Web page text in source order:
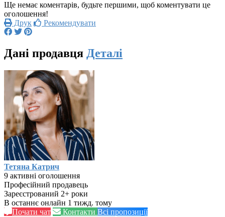
Ще немає коментарів, будьте першими, щоб коментувати це
оголошення!
Друк
Рекомендувати
Дані продавця Деталі
Тетяна Катрич
9 активні оголошення
Професійний продавець
Зареєстрований 2+ роки
В останнє онлайн 1 тижд. тому
Почати чат
Контакти Всі пропозиції